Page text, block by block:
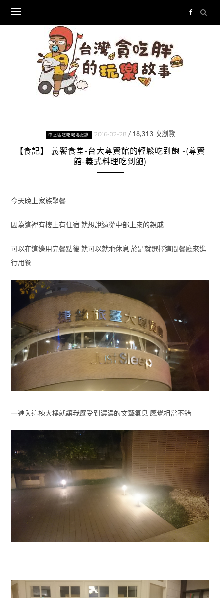
content
中正區吃吃喝喝紀錄 2016-02-28 / 18,313次瀏覽
【食記】 義饗食堂-台大尊賢館的輕鬆吃到飽 -(尊賢
館-義式料理吃到飽)
今天晚上家族聚餐
因為這裡有樓上有住宿 就想說遠從中部上來的親戚
可以在這邊用完餐點後 就可以就地休息 於是就選擇這間餐廳來進
行用餐
一進入這棟大樓就讓我感受到濃濃的文藝氣息 感覺相當不錯